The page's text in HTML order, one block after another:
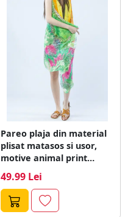
Pareo plaja din material
plisat matasos si usor,
motive animal print
49.99 Lei